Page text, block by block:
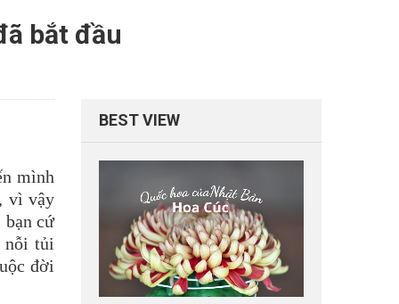
bắt đầu
mình
vì vậy
bạn cứ
nỗi tủi
đời
BEST VIEW